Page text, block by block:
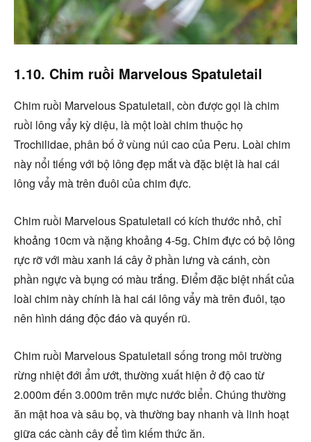
1.10. Chim ruồi Marvelous Spatuletail
Chim ruồi Marvelous Spatuletail, còn được gọi là chim
ruồi lông vẩy kỳ diệu, là một loài chim thuộc họ
Trochilidae, phân bố ở vùng núi cao của Peru. Loài chim
này nổi tiếng với bộ lông đẹp mắt và đặc biệt là hai cái
lông vẩy mà trên đuôi của chim đực.
Chim ruồi Marvelous Spatuletail có kích thước nhỏ, chỉ
khoảng 10cm và nặng khoảng 4-5g. Chim đực có bộ lông
rực rỡ với màu xanh lá cây ở phần lưng và cánh, còn
phần ngực và bụng có màu trắng. Điểm đặc biệt nhất của
loài chim này chính là hai cái lông vẩy mà trên đuôi, tạo
nên hình dáng độc đáo và quyến rũ.
Chim ruồi Marvelous Spatuletail sống trong môi trường
rừng nhiệt đới ẩm ướt, thường xuất hiện ở độ cao từ
2.000m đến 3.000m trên mực nước biển. Chúng thường
ăn mật hoa và sâu bọ, và thường bay nhanh và linh hoạt
giữa các cành cây để tìm kiếm thức ăn.